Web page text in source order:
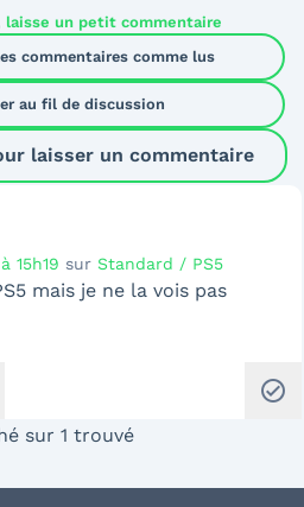
laisse un petit commentaire
commentaires comme lus
au fil de discussion
laisser un commentaire
15h19 sur Standard / PS5
mais je ne la vois pas
check_circle
sur 1 trouvé